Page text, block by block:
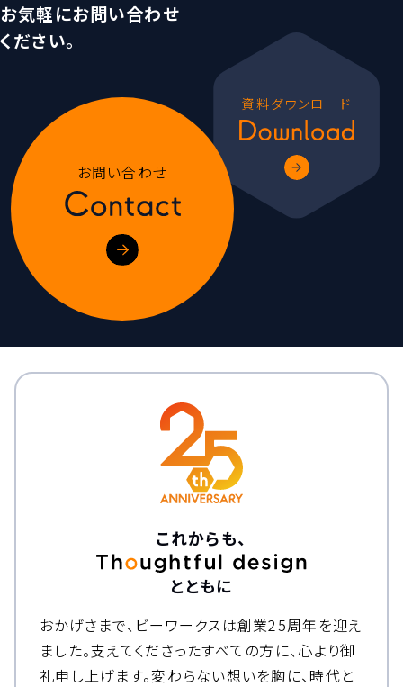
お気軽にお問い合わせ
ください。
お問い合わせ
資料ダウンロード
これからも、
とともに
おかげさまで、ビーワークスは創業25周年を迎え
ました。支えてくださったすべての方に、心より御
礼申し上げます。変わらない想いを胸に、時代と